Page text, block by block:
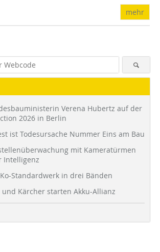
mehr
Verena Hubertz auf der
2026 in Berlin
ist Todesursache Nummer Eins am Bau
mit Kameratürmen
Intelligenz
Standardwerk in drei Bänden
und Kärcher starten Akku-Allianz